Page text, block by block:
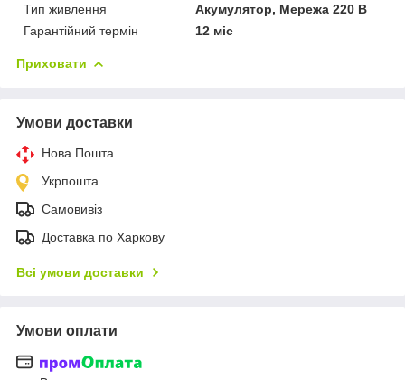
Тип живлення
Акумулятор, Мережа 220 В
Гарантійний термін
12 міс
Приховати
Умови доставки
Нова Пошта
Укрпошта
Самовивіз
Доставка по Харкову
Всі умови доставки
Умови оплати